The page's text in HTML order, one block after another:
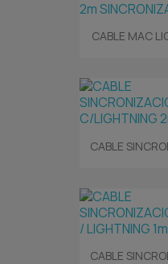
CABLE MAC
CABLE
CABLE